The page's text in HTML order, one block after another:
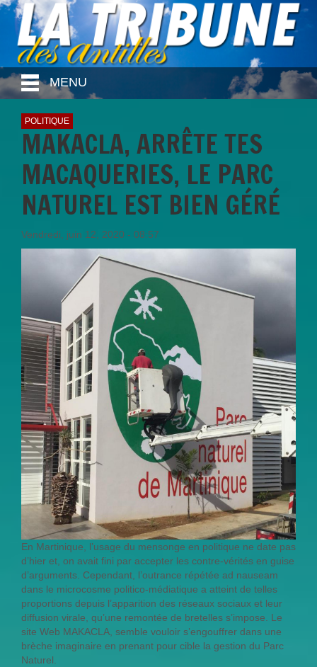
MENU
POLITIQUE
MAKACLA, ARRÊTE TES
MACAQUERIES, LE PARC
NATUREL EST BIEN GÉRÉ
Vendredi, juin 12, 2020 - 08:57
En Martinique, l’usage du mensonge en politique ne date pas
d’hier et, on avait fini par accepter les contre-vérités en guise
d’arguments. Cependant, l’outrance répétée ad nauseam
dans le microcosme politico-médiatique a atteint de telles
proportions depuis l’apparition des réseaux sociaux et leur
diffusion virale, qu’une remontée de bretelles s’impose. Le
site Web MAKACLA, semble vouloir s’engouffrer dans une
brèche imaginaire en prenant pour cible la gestion du Parc
Naturel.